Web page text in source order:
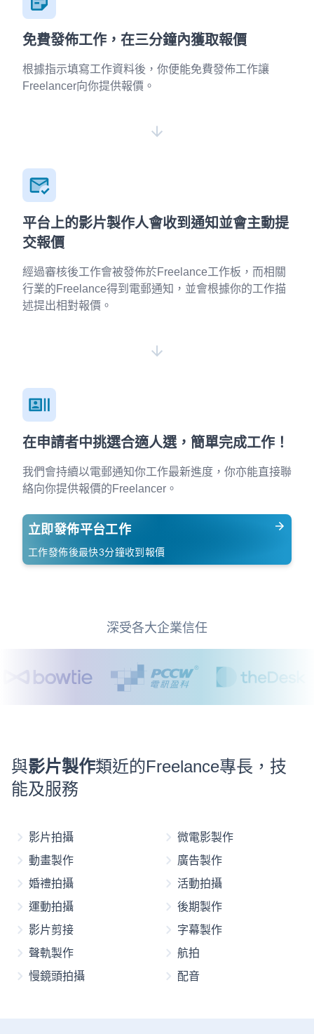
免費發佈工作，在三分鐘內獲取報價
根據指示填寫工作資料後，你便能免費發佈工作讓
Freelancer向你提供報價。
平台上的影片製作人會收到通知並會主動提
交報價
經過審核後工作會被發佈於Freelance工作板，而相關
行業的Freelance得到電郵通知，並會根據你的工作描
述提出相對報價。
在申請者中挑選合適人選，簡單完成工作！
我們會持續以電郵通知你工作最新進度，你亦能直接聯
絡向你提供報價的Freelancer。
立即發佈平台工作
工作發佈後最快3分鐘收到報價
深受各大企業信任
與影片製作類近的Freelance專長，技
能及服務
影片拍攝
微電影製作
動畫製作
廣告製作
婚禮拍攝
活動拍攝
運動拍攝
後期製作
影片剪接
字幕製作
聲軌製作
航拍
慢鏡頭拍攝
配音